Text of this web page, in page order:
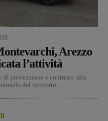
Arezzo
l’attività
di prevenzione e contrasto alla
del territorio....